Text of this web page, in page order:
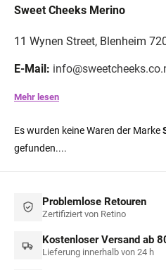
Sweet Cheeks Merino
11 Wynen Street, Blenheim
E-Mail:
Mehr lesen
Es wurden keine Waren der Marke
gefunden....
Problemlose Retouren
Zertifiziert von Retino
Kostenloser Versand ab
Lieferung innerhalb von 24 h